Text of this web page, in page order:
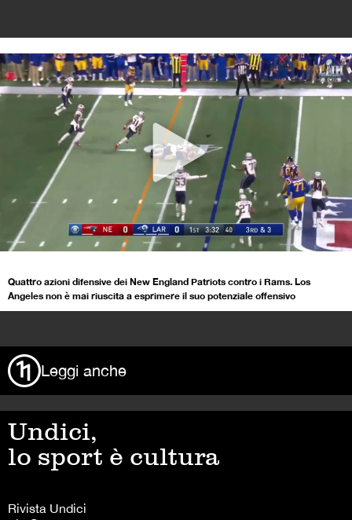
Quattro azioni difensive dei New England Patriots contro i Rams. Los
Angeles non è mai riuscita a esprimere il suo potenziale offensivo
Leggi anche
Undici,
lo sport è cultura
Rivista Undici